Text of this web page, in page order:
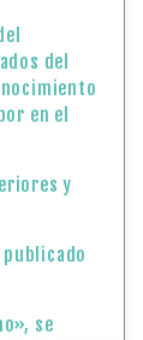
del
en el
y
publicado
se